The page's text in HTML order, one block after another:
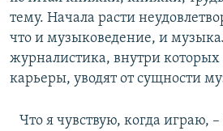
тему. Начала расти
что и музыковедение, и
журналистика, внутри
карьеры, уводят от сущности
Что я чувствую, когда играю, –